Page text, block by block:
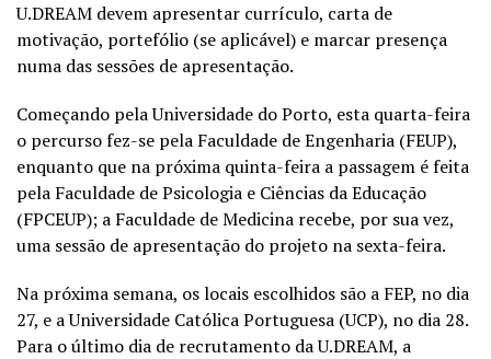
U.DREAM devem apresentar currículo, carta de
motivação, portefólio (se aplicável) e marcar presença
numa das sessões de apresentação.
Começando pela Universidade do Porto, esta quarta-feira
o percurso fez-se pela Faculdade de Engenharia (FEUP),
enquanto que na próxima quinta-feira a passagem é feita
pela Faculdade de Psicologia e Ciências da Educação
(FPCEUP); a Faculdade de Medicina recebe, por sua vez,
uma sessão de apresentação do projeto na sexta-feira.
Na próxima semana, os locais escolhidos são a FEP, no dia
27, e a Universidade Católica Portuguesa (UCP), no dia 28.
Para o último dia de recrutamento da U.DREAM, a